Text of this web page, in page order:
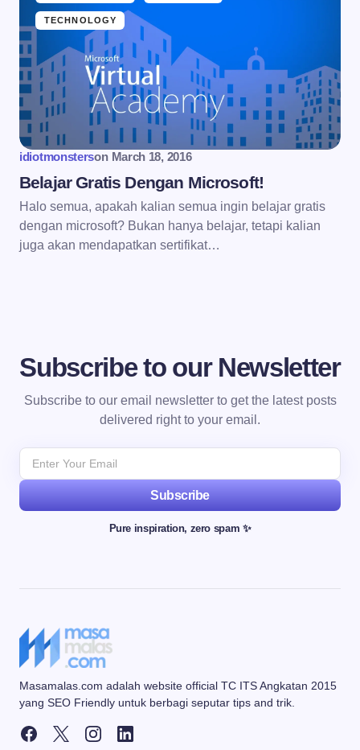
TECHNOLOGY
idiotmonsterson March 18, 2016
Belajar Gratis Dengan Microsoft!
Halo semua, apakah kalian semua ingin belajar gratis
dengan microsoft? Bukan hanya belajar, tetapi kalian
juga akan mendapatkan sertifikat…
Subscribe to our Newsletter
Subscribe to our email newsletter to get the latest posts
delivered right to your email.
Subscribe
Pure inspiration, zero spam ✨
Masamalas.com adalah website official TC ITS Angkatan 2015
yang SEO Friendly untuk berbagi seputar tips and trik.